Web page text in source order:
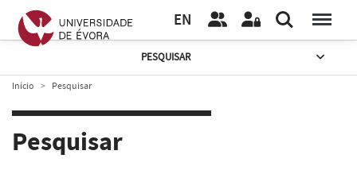
EN
PESQUISAR
Início Pesquisar
Pesquisar